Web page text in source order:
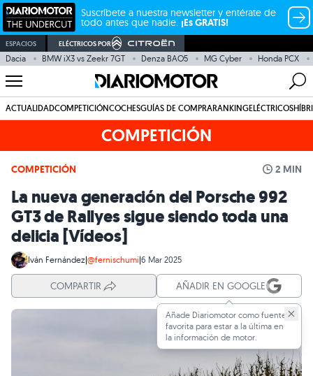
Suscríbete a nuestra newsletter y entérate de
todo antes que nadie. ¡Es GRATIS!
ESPACIOS ELÉCTRICOS POR
Dacia BMW iX3 vs Zeekr 7GT Denza BAO5 MG Cyber Honda PCX
ACTUALIDADCOMPETICIÓNCOCHESGUÍAS DE COMPRARANKINGELÉCTRICOS
COMPETICIÓN
COMPETICIÓN 2 MIN
La nueva generación del Porsche 992
GT3 de Rallyes sigue siendo toda una
delicia [Vídeos]
Iván Fernández|@fernischumi|6 Mar 2025
COMPARTIR AÑADIR EN GOOGLE
Añade Diariomotor como fuente
favorita para estar a la última en
la información de motor.